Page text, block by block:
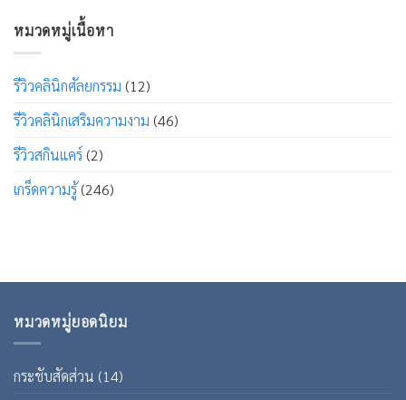
หมวดหมู่เนื้อหา
รีวิวคลินิกศัลยกรรม (12)
รีวิวคลินิกเสริมความงาม (46)
รีวิวสกินแคร์ (2)
เกร็ดความรู้(246)
หมวดหมู่ยอดนิยม
กระชับสัดส่วน (14)